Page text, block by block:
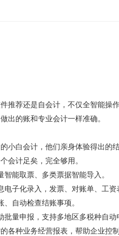
推荐还是自会计，不仅全智能
出的账和专业会计一样准确。
小白会计，他们亲身体验得出的
会计足矣，完全够用。
能取票、多类票据智能导入。
子化录入，发票、对账单、工
自动检查结账事项。
量申报，支持多地区多税种自动
各种业务经营报表，帮助企业控